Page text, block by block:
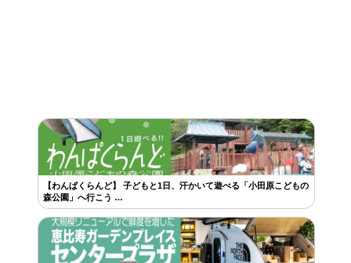
【わんぱくらんど】 子どもと1日、汗かいて遊べる「小田原こどもの
森公園」へ行こう …